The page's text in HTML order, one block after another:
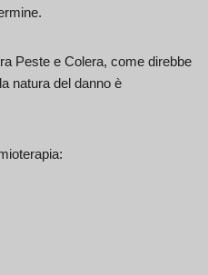
Peste e Colera, come direbbe
natura del danno è